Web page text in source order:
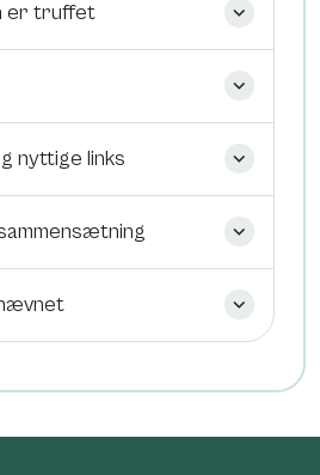
er truffet
nyttige links